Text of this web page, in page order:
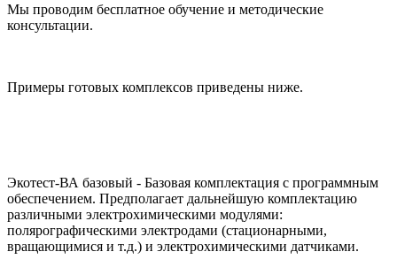
Мы проводим бесплатное обучение и методические
консультации.
Примеры готовых комплексов приведены ниже.
Экотест-ВА базовый - Базовая комплектация с программным
обеспечением. Предполагает дальнейшую комплектацию
различными электрохимическими модулями:
полярографическими электродами (стационарными,
вращающимися и т.д.) и электрохимическими датчиками.